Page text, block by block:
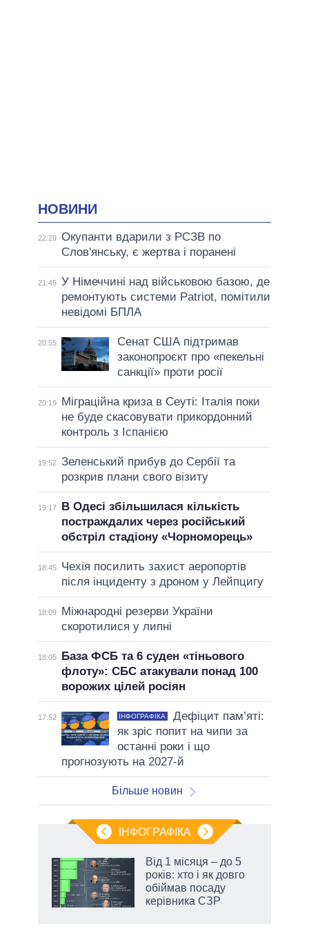
НОВИНИ
22:29 Окупанти вдарили з РСЗВ по
Слов'янську, є жертва і поранені
21:45 У Німеччині над військовою базою, де
ремонтують системи Patriot, помітили
невідомі БПЛА
20:55
Сенат США підтримав
законопроєкт про «пекельні
санкції» проти росії
20:19
Міграційна криза в Сеуті: Італія поки
не буде скасовувати прикордонний
контроль з Іспанією
19:52 Зеленський прибув до Сербії та
розкрив плани свого візиту
19:17
В Одесі збільшилася кількість
постраждалих через російський
обстріл стадіону «Чорноморець»
18:45
Чехія посилить захист аеропортів
після інциденту з дроном у Лейпцигу
18:09
Міжнародні резерви України
скоротилися у липні
18:05
База ФСБ та 6 суден «тіньового
флоту»: СБС атакували понад 100
ворожих цілей росіян
17:52 ІНФОГРАФІКА
Дефіцит пам’яті:
як зріс попит на чипи за
останні роки і що
прогнозують на 2027-й
Більше новин
ІНФОГРАФІКА
Від 1 місяця – до 5
років: хто і як довго
обіймав посаду
керівника СЗР